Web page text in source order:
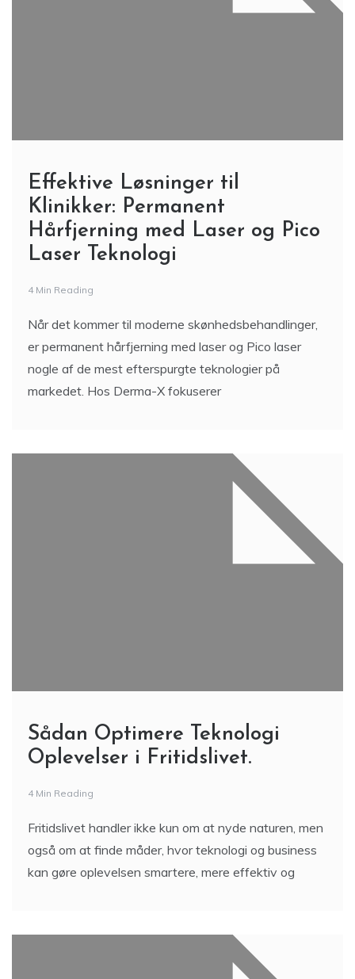
Effektive Løsninger til
Klinikker: Permanent
Hårfjerning med Laser og Pico
Laser Teknologi
4 Min Reading
Når det kommer til moderne skønhedsbehandlinger,
er permanent hårfjerning med laser og Pico laser
nogle af de mest efterspurgte teknologier på
markedet. Hos Derma-X fokuserer
Sådan Optimere Teknologi
Oplevelser i Fritidslivet.
4 Min Reading
Fritidslivet handler ikke kun om at nyde naturen, men
også om at finde måder, hvor teknologi og business
kan gøre oplevelsen smartere, mere effektiv og